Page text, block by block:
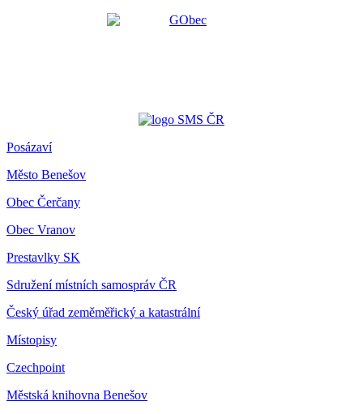
Posázaví
Město Benešov
Obec Čerčany
Obec Vranov
Prestavlky SK
Sdružení místních samospráv ČR
Český úřad zeměměřický a katastrální
Místopisy
Czechpoint
Městská knihovna Benešov